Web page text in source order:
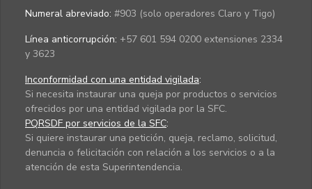
Numeral abreviado: #903 (solo operadores Claro y Tigo)
Línea anticorrupción: +57 601 594 0200 extensiones 2334
y 3623
Inconformidad con una entidad vigilada:
Si necesita instaurar una queja por productos o servicios
ofrecidos por una entidad vigilada por la SFC.
PQRSDF por servicios de la SFC:
Si quiere instaurar una petición, queja, reclamo, solicitud,
denuncia o felicitación con relación a los servicios o a la
atención de esta Superintendencia.